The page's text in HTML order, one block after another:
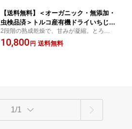
【送料無料】＜オーガニック・無添加・
虫検品済＞トルコ産有機ドライいちじく
120g×24袋 お得なセット割♪
2段階の熟成乾燥で、甘みが凝縮。とろーり
濃厚！24袋まとめ買いでお得に！
10,800円 送料無料
1/1